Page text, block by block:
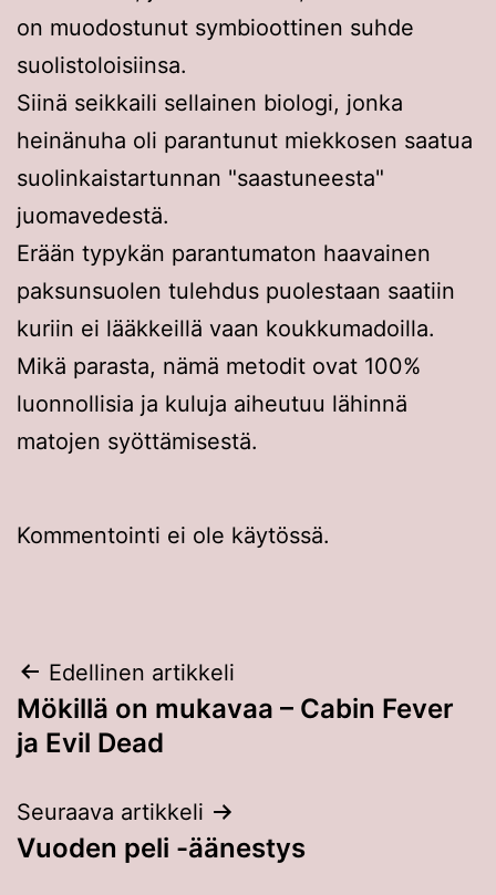
on muodostunut symbioottinen suhde
suolistoloisiinsa.
Siinä seikkaili sellainen biologi, jonka
heinänuha oli parantunut miekkosen saatua
suolinkaistartunnan "saastuneesta"
juomavedestä.
Erään typykän parantumaton haavainen
paksunsuolen tulehdus puolestaan saatiin
kuriin ei lääkkeillä vaan koukkumadoilla.
Mikä parasta, nämä metodit ovat 100%
luonnollisia ja kuluja aiheutuu lähinnä
matojen syöttämisestä.
Kommentointi ei ole käytössä.
Artikkelien
selaus
Edellinen artikkeli
Mökillä on mukavaa – Cabin Fever
ja Evil Dead
Seuraava artikkeli
Vuoden peli -äänestys